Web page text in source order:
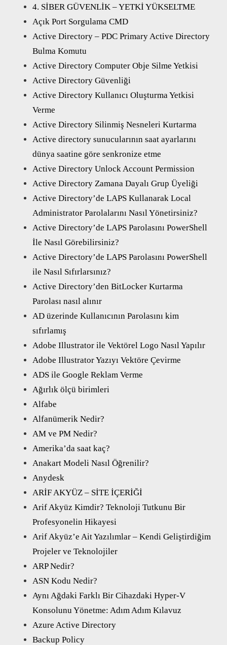
4. SİBER GÜVENLİK – YETKİ YÜKSELTME
Açık Port Sorgulama CMD
Active Directory – PDC Primary Active Directory
Bulma Komutu
Active Directory Computer Obje Silme Yetkisi
Active Directory Güvenliği
Active Directory Kullanıcı Oluşturma Yetkisi
Verme
Active Directory Silinmiş Nesneleri Kurtarma
Active directory sunucularının saat ayarlarını
dünya saatine göre senkronize etme
Active Directory Unlock Account Permission
Active Directory Zamana Dayalı Grup Üyeliği
Active Directory’de LAPS Kullanarak Local
Administrator Parolalarını Nasıl Yönetirsiniz?
Active Directory’de LAPS Parolasını PowerShell
İle Nasıl Görebilirsiniz?
Active Directory’de LAPS Parolasını PowerShell
ile Nasıl Sıfırlarsınız?
Active Directory’den BitLocker Kurtarma
Parolası nasıl alınır
AD üzerinde Kullanıcının Parolasını kim
sıfırlamış
Adobe Illustrator ile Vektörel Logo Nasıl Yapılır
Adobe Illustrator Yazıyı Vektöre Çevirme
ADS ile Google Reklam Verme
Ağırlık ölçü birimleri
Alfabe
Alfanümerik Nedir?
AM ve PM Nedir?
Amerika’da saat kaç?
Anakart Modeli Nasıl Öğrenilir?
Anydesk
ARİF AKYÜZ – SİTE İÇERİĞİ
Arif Akyüz Kimdir? Teknoloji Tutkunu Bir
Profesyonelin Hikayesi
Arif Akyüz’e Ait Yazılımlar – Kendi Geliştirdiğim
Projeler ve Teknolojiler
ARP Nedir?
ASN Kodu Nedir?
Aynı Ağdaki Farklı Bir Cihazdaki Hyper-V
Konsolunu Yönetme: Adım Adım Kılavuz
Azure Active Directory
Backup Policy